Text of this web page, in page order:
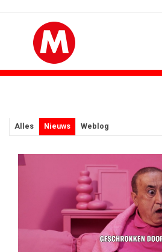
Alles Nieuws Weblog